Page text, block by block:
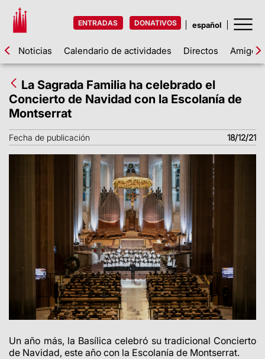
ENTRADAS DONATIVOS
Noticias Calendario de actividades Directos Amigos
La Sagrada Familia ha celebrado el
Concierto de Navidad con la Escolanía de
Montserrat
Fecha de publicación 18/12/21
Un año más, la Basílica celebró su tradicional Concierto
de Navidad, este año con la Escolanía de Montserrat.